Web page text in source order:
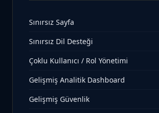
Sınırsız Sayfa
Sınırsız Dil Desteği
Çoklu Kullanıcı / Rol Yönetimi
Gelişmiş Analitik Dashboard
Gelişmiş Güvenlik